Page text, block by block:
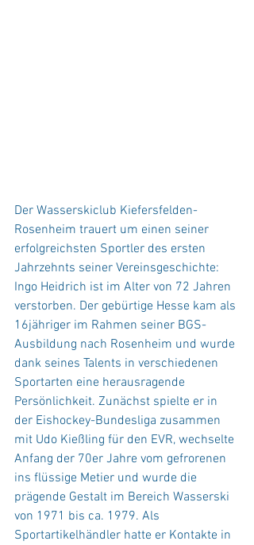
Der Wasserskiclub Kiefersfelden-
Rosenheim trauert um einen seiner
erfolgreichsten Sportler des ersten
Jahrzehnts seiner Vereinsgeschichte:
Ingo Heidrich ist im Alter von 72 Jahren
verstorben. Der gebürtige Hesse kam als
16jähriger im Rahmen seiner BGS-
Ausbildung nach Rosenheim und wurde
dank seines Talents in verschiedenen
Sportarten eine herausragende
Persönlichkeit. Zunächst spielte er in
der Eishockey-Bundesliga zusammen
mit Udo Kießling für den EVR, wechselte
Anfang der 70er Jahre vom gefrorenen
ins flüssige Metier und wurde die
prägende Gestalt im Bereich Wasserski
von 1971 bis ca. 1979. Als
Sportartikelhändler hatte er Kontakte in